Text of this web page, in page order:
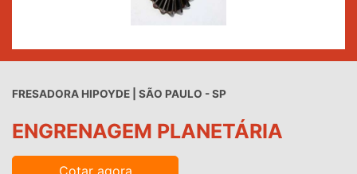
FRESADORA HIPOYDE | SÃO PAULO - SP
ENGRENAGEM PLANETÁRIA